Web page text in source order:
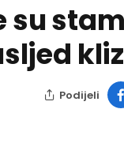
su
Podijeli